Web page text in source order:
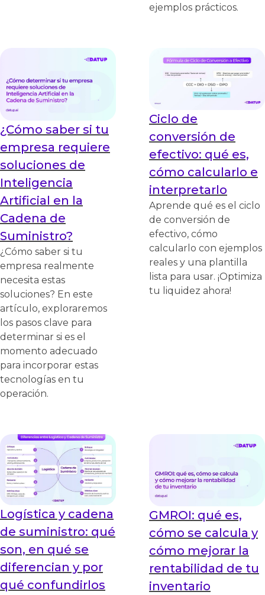
ejemplos prácticos.
¿Cómo saber si tu
empresa requiere
soluciones de
Inteligencia
Artificial en la
Cadena de
Suministro?
¿Cómo saber si tu
empresa realmente
necesita estas
soluciones? En este
artículo, exploraremos
los pasos clave para
determinar si es el
momento adecuado
para incorporar estas
tecnologías en tu
operación.
Ciclo de
conversión de
efectivo: qué es,
cómo calcularlo e
interpretarlo
Aprende qué es el ciclo
de conversión de
efectivo, cómo
calcularlo con ejemplos
reales y una plantilla
lista para usar. ¡Optimiza
tu liquidez ahora!
Logística y cadena
de suministro: qué
son, en qué se
diferencian y por
qué confundirlos
GMROI: qué es,
cómo se calcula y
cómo mejorar la
rentabilidad de tu
inventario